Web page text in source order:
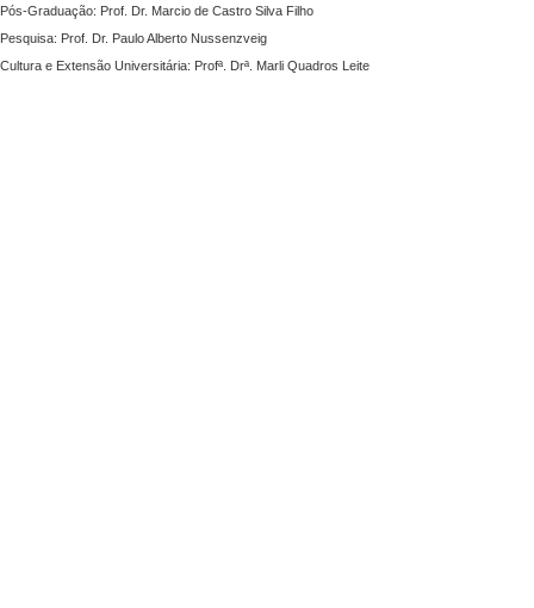
Pós-Graduação: Prof. Dr. Marcio de Castro Silva Filho
Pesquisa: Prof. Dr. Paulo Alberto Nussenzveig
Cultura e Extensão Universitária: Profª. Drª. Marli Quadros Leite